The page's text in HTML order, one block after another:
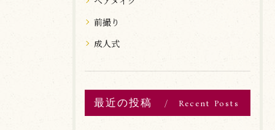
前撮り
成人式
最近の投稿 Recent Posts